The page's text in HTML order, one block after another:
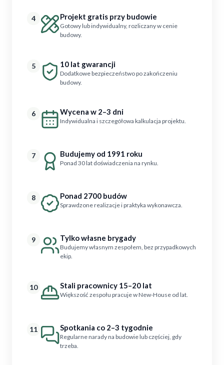
4 Projekt gratis przy budowie
Gotowy lub indywidualny, rozliczany w cenie
budowy.
5 10 lat gwarancji
Dodatkowe bezpieczeństwo po zakończeniu
budowy.
6 Wycena w 2–3 dni
Indywidualna i szczegółowa kalkulacja projektu.
7 Budujemy od 1991 roku
Ponad 30 lat doświadczenia na rynku.
8 Ponad 2700 budów
Sprawdzone realizacje i praktyka wykonawcza.
9 Tylko własne brygady
Budujemy własnym zespołem, bez przypadkowych
ekip.
10 Stali pracownicy 15–20 lat
Większość zespołu pracuje w New-House od lat.
11 Spotkania co 2–3 tygodnie
Regularne narady na budowie lub częściej, gdy
trzeba.